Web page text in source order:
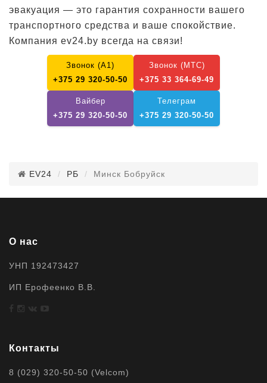
эвакуация — это гарантия сохранности вашего
транспортного средства и ваше спокойствие.
Компания ev24.by всегда на связи!
Звонок (А1)
+375 29 320-50-50
Звонок (МТС)
+375 33 364-69-49
Вайбер
+375 29 320-50-50
Телеграм
+375 29 320-50-50
EV24 РБ Минск Бобруйск
О нас
УНП 192473427
ИП Ерофеенко В.В.
Контакты
8 (029) 320-50-50 (Velcom)